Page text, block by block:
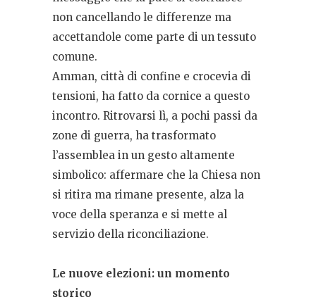
non cancellando le differenze ma
accettandole come parte di un tessuto
comune.
Amman, città di confine e crocevia di
tensioni, ha fatto da cornice a questo
incontro. Ritrovarsi lì, a pochi passi da
zone di guerra, ha trasformato
l’assemblea in un gesto altamente
simbolico: affermare che la Chiesa non
si ritira ma rimane presente, alza la
voce della speranza e si mette al
servizio della riconciliazione.
Le nuove elezioni: un momento
storico